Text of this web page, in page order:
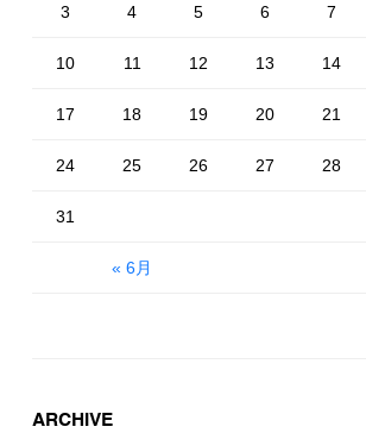
« 6月
3 4 5 6 7
10 11 12 13 14
17 18 19 20 21
24 25 26 27 28
31
ARCHIVE